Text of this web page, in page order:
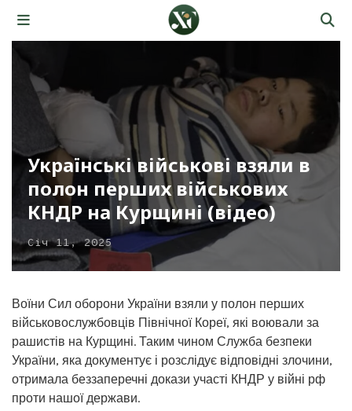
Українські військові взяли в
полон перших військових
КНДР на Курщині (відео)
Січ 11, 2025
Воїни Сил оборони України взяли у полон перших
військовослужбовців Північної Кореї, які воювали за
рашистів на Курщині. Таким чином Служба безпеки
України, яка документує і розслідує відповідні злочини,
отримала беззаперечні докази участі КНДР у війні рф
проти нашої держави.